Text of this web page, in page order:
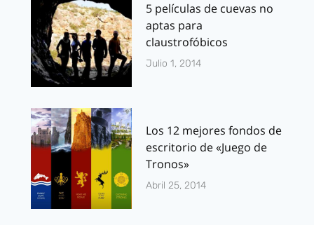
5 películas de cuevas no
aptas para
claustrofóbicos
Julio 1, 2014
Los 12 mejores fondos de
escritorio de «Juego de
Tronos»
Abril 25, 2014